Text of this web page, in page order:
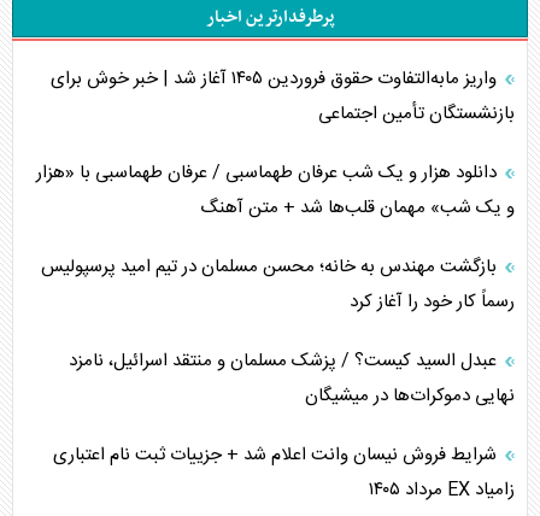
اربعین، کابوس مشترک تل‌آویو-واشنگتن
برنامه هفتم توسعه در نقطه کور سیاستگذاری
اوکراین بازوی مخرب آمریکا در غرب آسیا
اهمیت راهبردی اردن برای آمریکا
پیام، ظرفیت بالفعل‌نشده تجارت ایران
همسویی عربستان با سنتکام علیه متحدان ایران
ترامپ و توهم خلع سلاح حماس
چرا کویت به دنبال شریک امنیتی جدید است؟
پرطرفدارترین اخبار
واریز مابه‌التفاوت حقوق فروردین ۱۴۰۵ آغاز شد | خبر خوش برای
بازنشستگان تأمین اجتماعی
دانلود هزار و یک شب عرفان طهماسبی / عرفان طهماسبی با «هزار
و یک شب» مهمان قلب‌ها شد + متن آهنگ
بازگشت مهندس به خانه؛ محسن مسلمان در تیم امید پرسپولیس
رسماً کار خود را آغاز کرد
عبدل السید کیست؟ / پزشک مسلمان و منتقد اسرائیل، نامزد
نهایی دموکرات‌ها در میشیگان
شرایط فروش نیسان وانت اعلام شد + جزییات ثبت نام اعتباری
زامیاد EX مرداد ۱۴۰۵